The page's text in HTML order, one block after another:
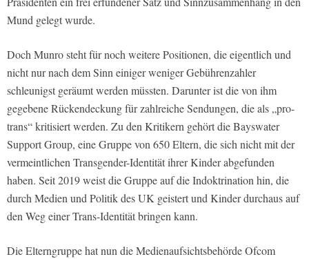
Mund gelegt wurde.
Doch Munro steht für noch weitere Positionen, die eigentlich und
nicht nur nach dem Sinn einiger weniger Gebührenzahler
schleunigst geräumt werden müssten. Darunter ist die von ihm
gegebene Rückendeckung für zahlreiche Sendungen, die als „pro-
trans“ kritisiert werden. Zu den Kritikern gehört die Bayswater
Support Group, eine Gruppe von 650 Eltern, die sich nicht mit der
vermeintlichen Transgender-Identität ihrer Kinder abgefunden
haben. Seit 2019 weist die Gruppe auf die Indoktrination hin, die
durch Medien und Politik des UK geistert und Kinder durchaus auf
den Weg einer Trans-Identität bringen kann.
Die Elterngruppe hat nun die Medienaufsichtsbehörde Ofcom